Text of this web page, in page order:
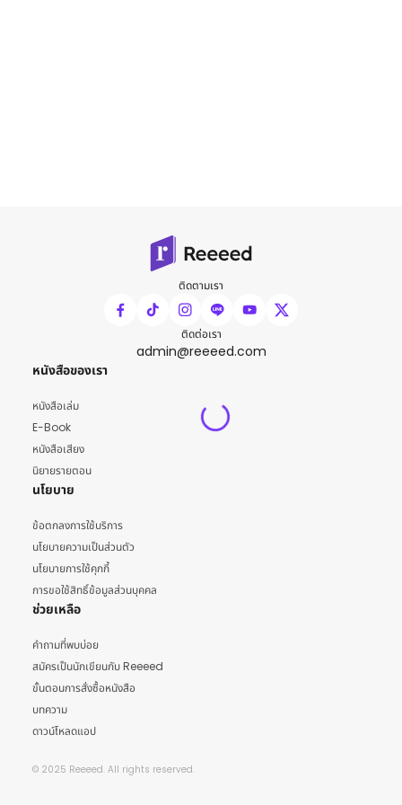
ติดตามเรา
ติดต่อเรา
admin@reeeed.com
หนังสือของเรา
หนังสือเล่ม
E-Book
หนังสือเสียง
นิยายรายตอน
นโยบาย
ข้อตกลงการใช้บริการ
นโยบายความเป็นส่วนตัว
นโยบายการใช้คุกกี้
การขอใช้สิทธิ์ข้อมูลส่วนบุคคล
ช่วยเหลือ
คำถามที่พบบ่อย
สมัครเป็นนักเขียนกับ Reeeed
ขั้นตอนการสั่งซื้อหนังสือ
บทความ
ดาวน์โหลดแอป
© 2025 Reeeed. All rights reserved.